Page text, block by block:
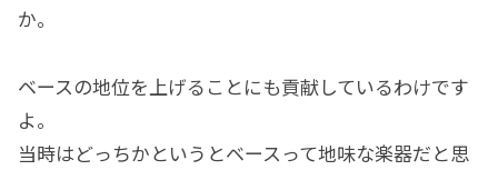
か。
ベースの地位を上げることにも貢献しているわけです
よ。
当時はどっちかというとベースって地味な楽器だと思